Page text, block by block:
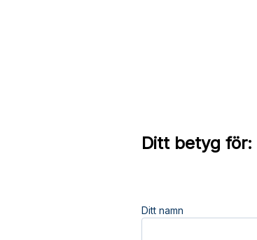
Ditt betyg för:
Ditt namn